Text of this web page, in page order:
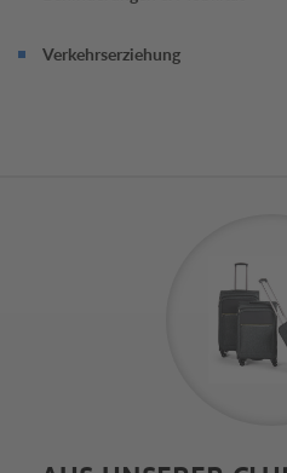
Verkehrserziehung